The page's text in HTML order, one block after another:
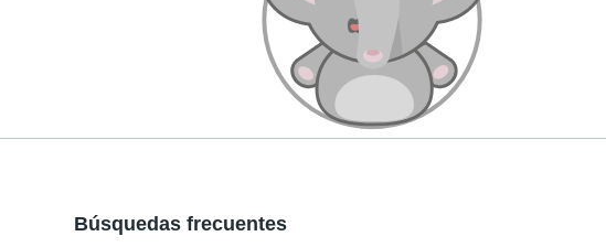
Búsquedas frecuentes
pollo
carne